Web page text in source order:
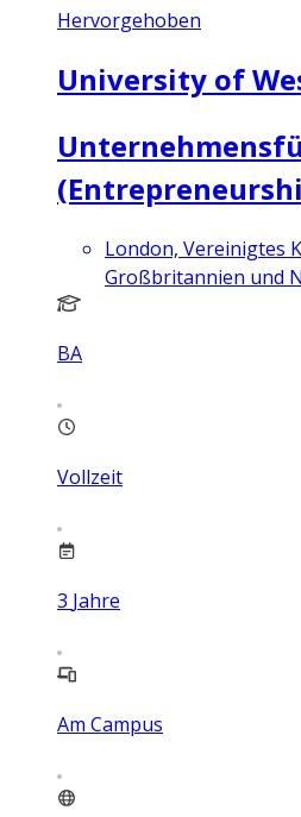
Hervorgehoben
University of
London, Vereinigtes
Großbritannien und
BA
Vollzeit
3 Jahre
Am Campus